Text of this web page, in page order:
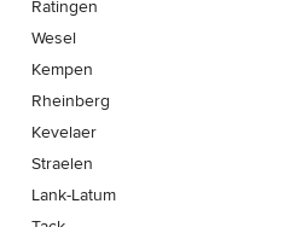
Ratingen
Wesel
Kempen
Rheinberg
Kevelaer
Straelen
Lank-Latum